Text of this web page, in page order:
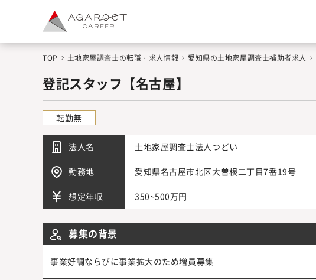
TOP 土地家屋調査士の転職・求人情報 愛知県の土地家屋調査士補助者求人
登記スタッフ【名古屋】
転勤無
法人名 土地家屋調査士法人つどい
勤務地 愛知県名古屋市北区大曽根二丁目7番19号
想定年収 350~500万円
募集の背景
事業好調ならびに事業拡大のため増員募集